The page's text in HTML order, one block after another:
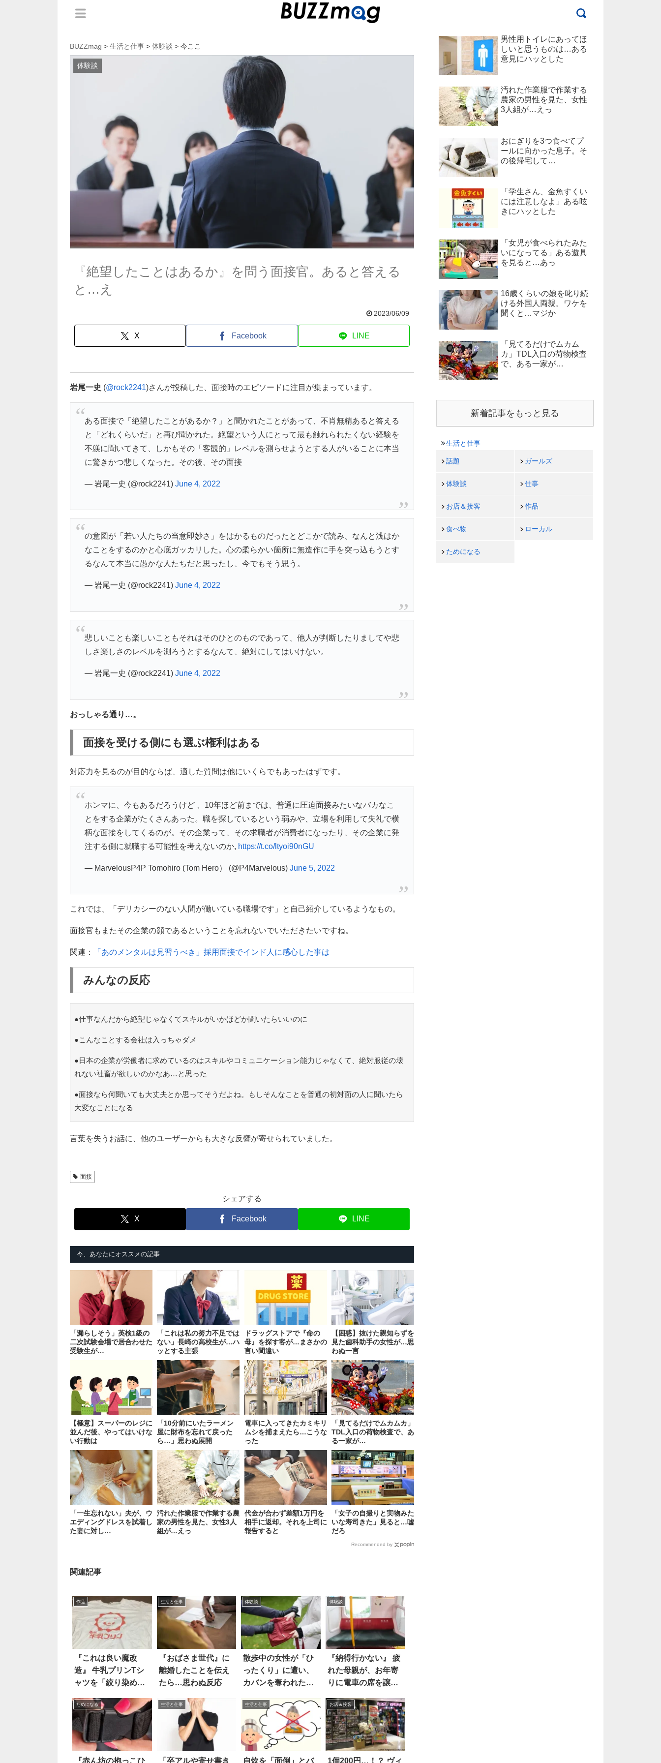
BUZZmag > 生活と仕事 > 体験談 > 今ここ
体験談
『絶望したことはあるか』を問う面接官。あると答える
と…え
2023/06/09
X Facebook LINE
岩尾一史 (@rock2241)さんが投稿した、面接時のエピソードに注目が集まっています。
ある面接で「絶望したことがあるか？」と聞かれたことがあって、不肖無精あると答える
と「どれくらいだ」と再び聞かれた。絶望という人にとって最も触れられたくない経験を
不躾に聞いてきて、しかもその「客観的」レベルを測らせようとする人がいることに本当
に驚きかつ悲しくなった。その後、その面接
— 岩尾一史 (@rock2241) June 4, 2022
の意図が「若い人たちの当意即妙さ」をはかるものだったとどこかで読み、なんと浅はか
なことをするのかと心底ガッカリした。心の柔らかい箇所に無造作に手を突っ込もうとす
るなんて本当に愚かな人たちだと思ったし、今でもそう思う。
— 岩尾一史 (@rock2241) June 4, 2022
悲しいことも楽しいこともそれはそのひとのものであって、他人が判断したりましてや悲
しさ楽しさのレベルを測ろうとするなんて、絶対にしてはいけない。
— 岩尾一史 (@rock2241) June 4, 2022
おっしゃる通り…。
面接を受ける側にも選ぶ権利はある
対応力を見るのが目的ならば、適した質問は他にいくらでもあったはずです。
ホンマに、今もあるだろうけど 、10年ほど前までは、普通に圧迫面接みたいなバカなこ
とをする企業がたくさんあった。職を探しているという弱みや、立場を利用して失礼で横
柄な面接をしてくるのが。その企業って、その求職者が消費者になったり、その企業に発
注する側に就職する可能性を考えないのか, https://t.co/ltyoi90nGU
— MarvelousP4P Tomohiro (Tom Hero） (@P4Marvelous) June 5, 2022
これでは、「デリカシーのない人間が働いている職場です」と自己紹介しているようなもの。
面接官もまたその企業の顔であるということを忘れないでいただきたいですね。
関連： 「あのメンタルは見習うべき」採用面接でインド人に感心した事は
みんなの反応
●仕事なんだから絶望じゃなくてスキルがいかほどか聞いたらいいのに
●こんなことする会社は入っちゃダメ
●日本の企業が労働者に求めているのはスキルやコミュニケーション能力じゃなくて、絶対服従の壊
れない社畜が欲しいのかなあ…と思った
●面接なら何聞いても大丈夫とか思ってそうだよね。もしそんなことを普通の初対面の人に聞いたら
大変なことになる
言葉を失うお話に、他のユーザーからも大きな反響が寄せられていました。
面接
シェアする
X Facebook LINE
今、あなたにオススメの記事
「漏らしそう」英検1級の
二次試験会場で居合わせた
受験生が…
「これは私の努力不足では
ない」長崎の高校生が…ハ
ッとする主張
ドラッグストアで『命の
母』を探す客が…まさかの
言い間違い
【困惑】抜けた親知らずを
見た歯科助手の女性が…思
わぬ一言
【極意】スーパーのレジに
並んだ後、やってはいけな
い行動は
「10分前にいたラーメン
屋に財布を忘れて戻った
ら…」思わぬ展開
電車に入ってきたカミキリ
ムシを捕まえたら…こうな
った
「見てるだけでムカムカ」
TDL入口の荷物検査で、あ
る一家が…
「一生忘れない」夫が、ウ
エディングドレスを試着し
た妻に対し…
汚れた作業服で作業する農
家の男性を見た、女性3人
組が…えっ
代金が合わず差額1万円を
相手に返却。それを上司に
報告すると
「女子の自撮りと実物みた
いな寿司きた」見ると…嘘
だろ
Recommended by
関連記事
作品
『これは良い魔改
造』 牛乳プリンTシ
ャツを「絞り染め」
に！！
生活と仕事
『おばさま世代』に
離婚したことを伝え
たら…思わぬ反応
体験談
散歩中の女性が「ひ
ったくり」に遭い、
カバンを奪われた結
た』！？
体験談
『納得行かない』 疲
れた母親が、お年寄
りに電車の席を譲っ
ためになる
『赤ん坊の抱っこひ
生活と仕事
「卒アルや寄せ書き
生活と仕事
自炊を「面倒」とバ
お店＆接客
1個200円…！？ ヴィ
男性用トイレにあってほ
しいと思うものは…ある
意見にハッとした
汚れた作業服で作業する
農家の男性を見た、女性
3人組が…えっ
おにぎりを3つ食べてプ
ールに向かった息子。そ
の後帰宅して…
「学生さん、金魚すくい
には注意しなよ」ある呟
きにハッとした
「女児が食べられたみた
いになってる」ある遊具
を見ると…あっ
16歳くらいの娘を叱り続
ける外国人両親。ワケを
聞くと…マジか
「見てるだけでムカム
カ」TDL入口の荷物検査
で、ある一家が…
新着記事をもっと見る
生活と仕事
話題 ガールズ
体験談 仕事
お店＆接客 作品
食べ物 ローカル
ためになる